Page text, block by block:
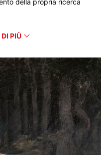
della propria ricerca
PIÙ